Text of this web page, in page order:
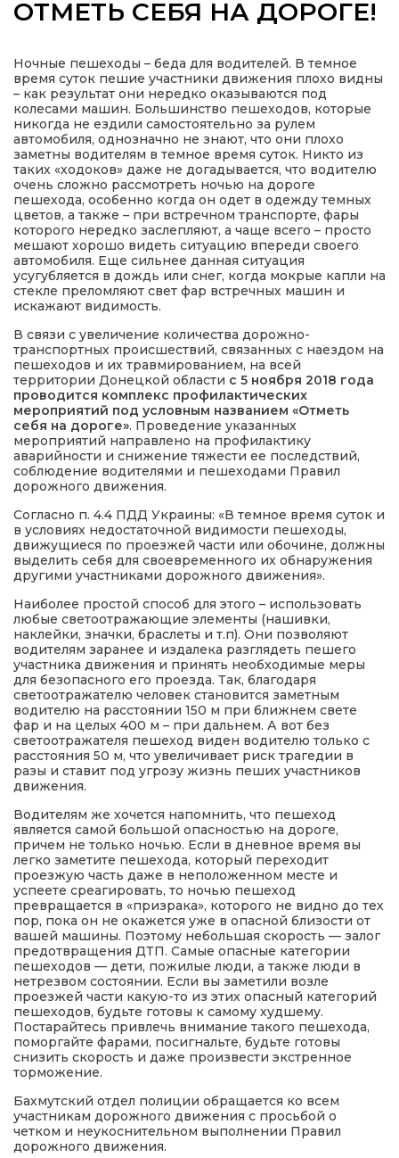
політика
місія
ОТМЕТЬ СЕБЯ НА ДОРОГЕ!
Ночные пешеходы – беда для водителей. В темное
время суток пешие участники движения плохо видны
– как результат они нередко оказываются под
колесами машин. Большинство пешеходов, которые
никогда не ездили самостоятельно за рулем
автомобиля, однозначно не знают, что они плохо
заметны водителям в темное время суток. Никто из
таких «ходоков» даже не догадывается, что водителю
очень сложно рассмотреть ночью на дороге
пешехода, особенно когда он одет в одежду темных
цветов, а также – при встречном транспорте, фары
которого нередко заслепляют, а чаще всего – просто
мешают хорошо видеть ситуацию впереди своего
автомобиля. Еще сильнее данная ситуация
усугубляется в дождь или снег, когда мокрые капли на
стекле преломляют свет фар встречных машин и
искажают видимость.
В связи с увеличение количества дорожно-
транспортных происшествий, связанных с наездом на
пешеходов и их травмированием, на всей
территории Донецкой области с 5 ноября 2018 года
проводится комплекс профилактических
мероприятий под условным названием «Отметь
себя на дороге». Проведение указанных
мероприятий направлено на профилактику
аварийности и снижение тяжести ее последствий,
соблюдение водителями и пешеходами Правил
дорожного движения.
Согласно п. 4.4 ПДД Украины: «В темное время суток и
в условиях недостаточной видимости пешеходы,
движущиеся по проезжей части или обочине, должны
выделить себя для своевременного их обнаружения
другими участниками дорожного движения».
Наиболее простой способ для этого – использовать
любые светоотражающие элементы (нашивки,
наклейки, значки, браслеты и т.п). Они позволяют
водителям заранее и издалека разглядеть пешего
участника движения и принять необходимые меры
для безопасного его проезда. Так, благодаря
светоотражателю человек становится заметным
водителю на расстоянии 150 м при ближнем свете
фар и на целых 400 м – при дальнем. А вот без
светоотражателя пешеход виден водителю только с
расстояния 50 м, что увеличивает риск трагедии в
разы и ставит под угрозу жизнь пеших участников
движения.
Водителям же хочется напомнить, что пешеход
является самой большой опасностью на дороге,
причем не только ночью. Если в дневное время вы
легко заметите пешехода, который переходит
проезжую часть даже в неположенном месте и
успеете среагировать, то ночью пешеход
превращается в «призрака», которого не видно до тех
пор, пока он не окажется уже в опасной близости от
вашей машины. Поэтому небольшая скорость — залог
предотвращения ДТП. Самые опасные категории
пешеходов — дети, пожилые люди, а также люди в
нетрезвом состоянии. Если вы заметили возле
проезжей части какую-то из этих опасный категорий
пешеходов, будьте готовы к самому худшему.
Постарайтесь привлечь внимание такого пешехода,
поморгайте фарами, посигнальте, будьте готовы
снизить скорость и даже произвести экстренное
торможение.
Бахмутский отдел полиции обращается ко всем
участникам дорожного движения с просьбой о
четком и неукоснительном выполнении Правил
дорожного движения.